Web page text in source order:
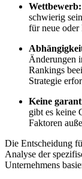
Wettbewerb:
schwierig
für neue oder
Änderungen
Rankings
Strategie
Keine
gibt es keine
Faktoren
Die Entscheidung
Analyse der
Unternehmens